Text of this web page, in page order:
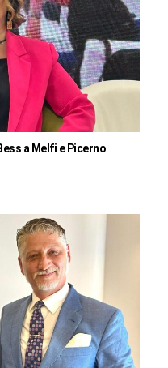
a Melfi e Picerno